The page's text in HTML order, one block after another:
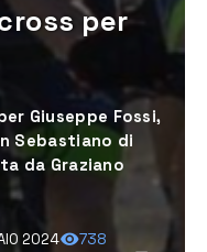
per
Giuseppe Fossi,
Sebastiano di
da Graziano
2024
738